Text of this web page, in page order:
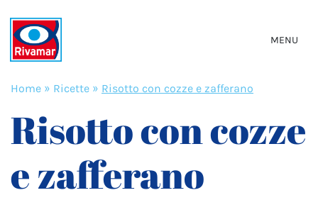
MENU
Home » Ricette » Risotto con cozze e zafferano
Risotto con cozze
e zafferano